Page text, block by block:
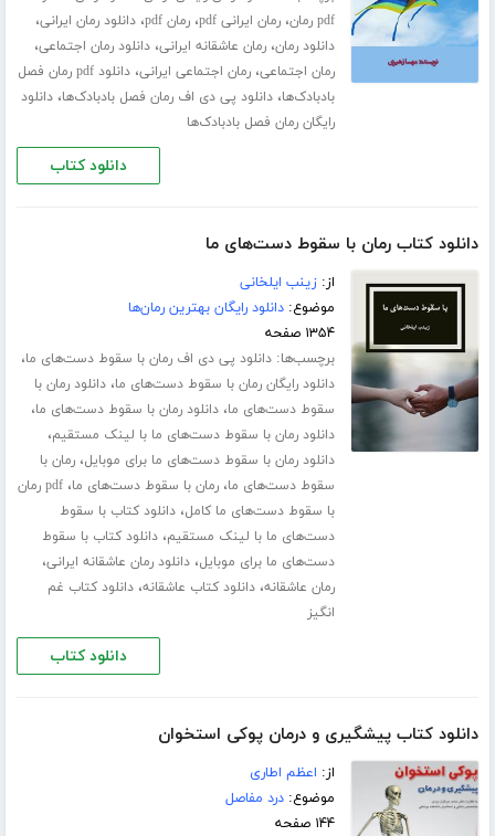
pdf رمان
،رمان ایرانی pdf ،رمان pdf ،دانلود رمان ایرانی،
دانلود رمان،رمان عاشقانه ایرانی،دانلود رمان اجتماعی،
رمان اجتماعی،رمان اجتماعی ایرانی،
دانلود pdf رمان فصل
بادبادک‌ها،دانلود پی دی اف رمان فصل بادبادک‌ها،دانلود
رایگان رمان فصل بادبادک‌ها
دانلود کتاب
دانلود کتاب رمان با سقوط دست‌های ما
از:زینب ایلخانی
موضوع:دانلود رایگان بهترین رمان‌ها
۱۳۵۴ صفحه
برچسب‌ها:دانلود پی دی اف رمان با سقوط دست‌های ما،
دانلود رایگان رمان با سقوط دست‌های ما،دانلود رمان با
سقوط دست‌های ما،دانلود رمان با سقوط دست‌های ما،
دانلود رمان با سقوط دست‌های ما با لینک مستقیم،
دانلود رمان با سقوط دست‌های ما برای موبایل،رمان با
سقوط دست‌های ما،رمان با سقوط دست‌های ما،
pdf رمان
با سقوط دست‌های ما کامل،دانلود کتاب با سقوط
دست‌های ما با لینک مستقیم،دانلود کتاب با سقوط
دست‌های ما برای موبایل،دانلود رمان عاشقانه ایرانی،
رمان عاشقانه،دانلود کتاب عاشقانه،دانلود کتاب غم
انگیز
دانلود کتاب
دانلود کتاب پیشگیری و درمان پوکی استخوان
از: اعظم اطاری
موضوع:درد مفاصل
۱۴۴ صفحه